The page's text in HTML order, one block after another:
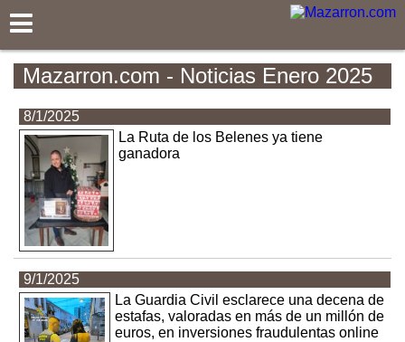
Mazarron.com - Noticias Enero 2025
8/1/2025
La Ruta de los Belenes ya tiene
ganadora
9/1/2025
La Guardia Civil esclarece una decena de
estafas, valoradas en más de un millón de
euros, en inversiones fraudulentas online